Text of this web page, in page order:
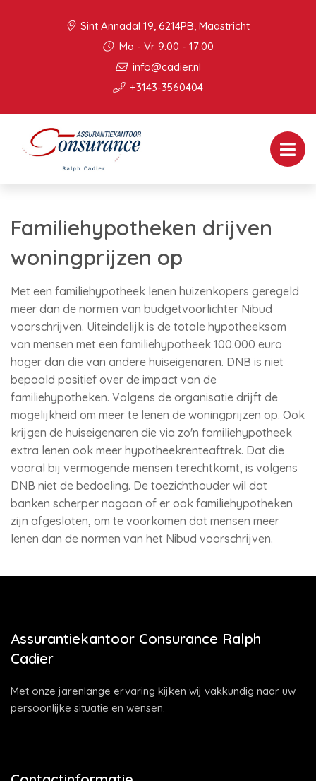
Sint Annadal 19, 6214PB, Maastricht
Ma - Vr 9:00 - 17:00
info@cadier.nl
+3143-3560404
Familiehypotheken drijven
woningprijzen op
Met een familiehypotheek lenen huizenkopers geregeld
meer dan de normen van budgetvoorlichter Nibud
voorschrijven. Uiteindelijk is de totale hypotheeksom
van mensen met een familiehypotheek 100.000 euro
hoger dan die van andere huiseigenaren. DNB is niet
bepaald positief over de impact van de
familiehypotheken. Volgens de organisatie drijft de
mogelijkheid om meer te lenen de woningprijzen op. Ook
krijgen de huiseigenaren die via zo'n familiehypotheek
extra lenen ook meer hypotheekrenteaftrek. Dat die
vooral bij vermogende mensen terechtkomt, is volgens
DNB niet de bedoeling. De toezichthouder wil dat
banken scherper nagaan of er ook familiehypotheken
zijn afgesloten, om te voorkomen dat mensen meer
lenen dan de normen van het Nibud voorschrijven.
Assurantiekantoor Consurance Ralph
Cadier
Met onze jarenlange ervaring kijken wij vakkundig naar uw
persoonlijke situatie en wensen.